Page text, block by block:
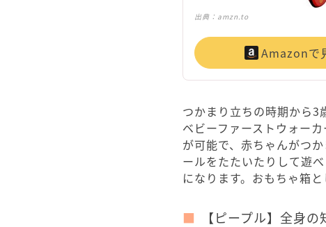
出典： amzn.to
Amazonで
つかまり立ちの時期から3
ベビーファーストウォー
が可能で、赤ちゃんがつ
ールをたたいたりして遊
になります。おもちゃ箱
【ピープル】全身